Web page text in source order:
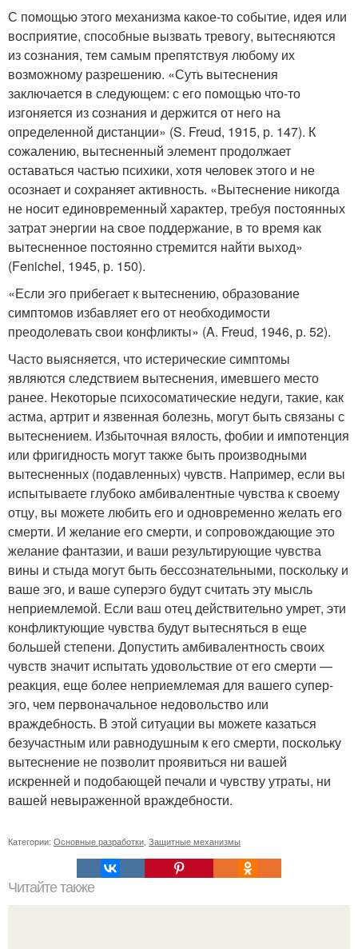
С помощью этого механизма какое-то событие, идея или
восприятие, способные вызвать тревогу, вытесняются
из сознания, тем самым препятствуя любому их
возможному разрешению. «Суть вытеснения
заключается в следующем: с его помощью что-то
изгоняется из сознания и держится от него на
определенной дистанции» (S. Freud, 1915, р. 147). К
сожалению, вытесненный элемент продолжает
оставаться частью психики, хотя человек этого и не
осознает и сохраняет активность. «Вытеснение никогда
не носит единовременный характер, требуя постоянных
затрат энергии на свое поддержание, в то время как
вытесненное постоянно стремится найти выход»
(Fenichel, 1945, р. 150).
«Если эго прибегает к вытеснению, образование
симптомов избавляет его от необходимости
преодолевать свои конфликты» (A. Freud, 1946, р. 52).
Часто выясняется, что истерические симптомы
являются следствием вытеснения, имевшего место
ранее. Некоторые психосоматические недуги, такие, как
астма, артрит и язвенная болезнь, могут быть связаны с
вытеснением. Избыточная вялость, фобии и импотенция
или фригидность могут также быть производными
вытесненных (подавленных) чувств. Например, если вы
испытываете глубоко амбивалентные чувства к своему
отцу, вы можете любить его и одновременно желать его
смерти. И желание его смерти, и сопровождающие это
желание фантазии, и ваши результирующие чувства
вины и стыда могут быть бессознательными, поскольку и
ваше эго, и ваше суперэго будут считать эту мысль
неприемлемой. Если ваш отец действительно умрет, эти
конфликтующие чувства будут вытесняться в еще
большей степени. Допустить амбивалентность своих
чувств значит испытать удовольствие от его смерти —
реакция, еще более неприемлемая для вашего супер-
эго, чем первоначальное недовольство или
враждебность. В этой ситуации вы можете казаться
безучастным или равнодушным к его смерти, поскольку
вытеснение не позволит проявиться ни вашей
искренней и подобающей печали и чувству утраты, ни
вашей невыраженной враждебности.
Категории: Основные разработки Защитные механизмы
Читайте также